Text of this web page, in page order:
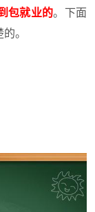
包就业的。下面
。